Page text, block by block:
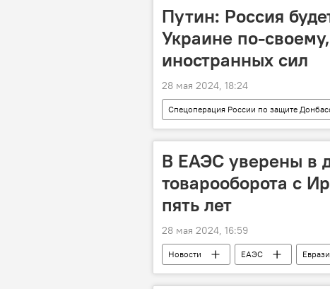
Путин: Россия
Украине по-
иностранных сил
28 мая 2024, 18:24
Спецоперация России по защите
Польша
Конфликт
В ЕАЭС уверены в
товарооборота с
пять лет
28 мая 2024, 16:59
Новости ЕАЭС
Иран
Россия Торговля